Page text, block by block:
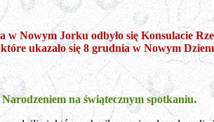
Nowym Jorku odbyło się Konsulacie
ukazało się 8 grudnia w Nowym
na świątecznym spotkaniu.